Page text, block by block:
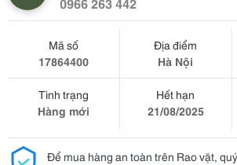
Mã số
17864400
Địa điểm
Hà Nội
Tình trạng
Hàng mới
Hết hạn
21/08/2025
Để mua hàng an toàn trên Rao vặt,